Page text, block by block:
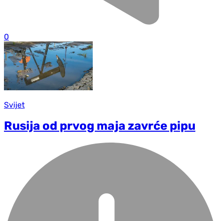
0
Svijet
Rusija od prvog maja zavrće pipu